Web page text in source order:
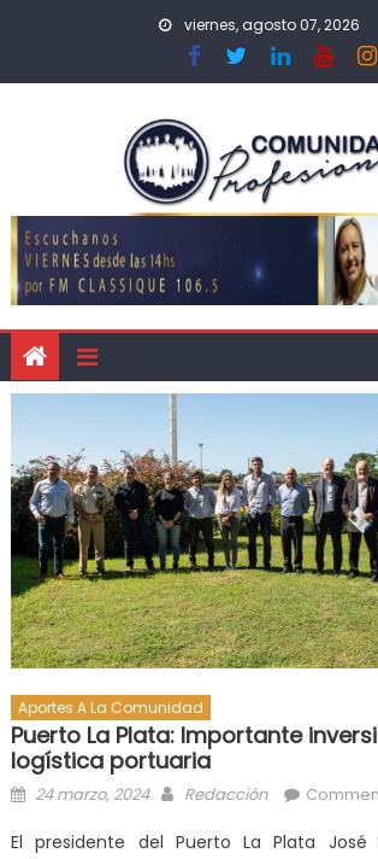
viernes, agosto 07, 2026
Aportes A La Comunidad
Puerto La Plata: Importante
logística portuaria
24 marzo, 2024 Redacción
El presidente del Puerto La Plata